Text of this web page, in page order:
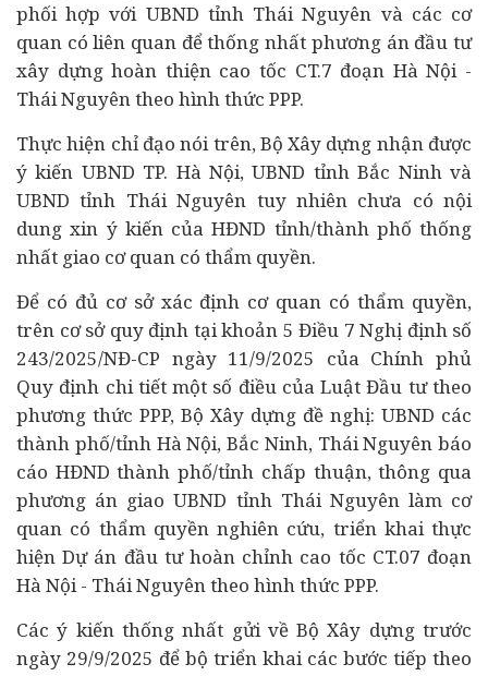
phối hợp với UBND tỉnh Thái Nguyên và các cơ
quan có liên quan để thống nhất phương án đầu tư
xây dựng hoàn thiện cao tốc CT.7 đoạn Hà Nội -
Thái Nguyên theo hình thức PPP.
Thực hiện chỉ đạo nói trên, Bộ Xây dựng nhận được
ý kiến UBND TP. Hà Nội, UBND tỉnh Bắc Ninh và
UBND tỉnh Thái Nguyên tuy nhiên chưa có nội
dung xin ý kiến của HĐND tỉnh/thành phố thống
nhất giao cơ quan có thẩm quyền.
Để có đủ cơ sở xác định cơ quan có thẩm quyền,
trên cơ sở quy định tại khoản 5 Điều 7 Nghị định số
243/2025/NĐ-CP ngày 11/9/2025 của Chính phủ
Quy định chi tiết một số điều của Luật Đầu tư theo
phương thức PPP, Bộ Xây dựng đề nghị: UBND các
thành phố/tỉnh Hà Nội, Bắc Ninh, Thái Nguyên báo
cáo HĐND thành phố/tỉnh chấp thuận, thông qua
phương án giao UBND tỉnh Thái Nguyên làm cơ
quan có thẩm quyền nghiên cứu, triển khai thực
hiện Dự án đầu tư hoàn chỉnh cao tốc CT.07 đoạn
Hà Nội - Thái Nguyên theo hình thức PPP.
Các ý kiến thống nhất gửi về Bộ Xây dựng trước
ngày 29/9/2025 để bộ triển khai các bước tiếp theo